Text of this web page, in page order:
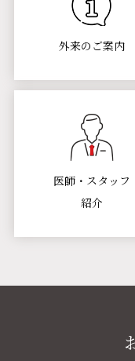
外来のご案内
医師・スタッフ
紹介